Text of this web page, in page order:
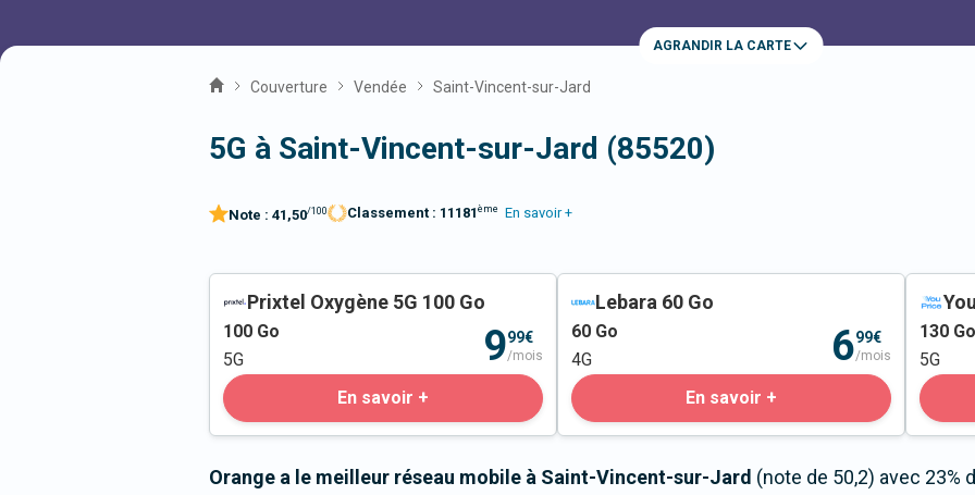
AGRANDIR LA CARTE
Couverture Vendée Saint-Vincent-sur-Jard
5G à Saint-Vincent-sur-Jard (85520)
Note : 41,50/100 Classement : 11181 ème En savoir +
Prixtel Oxygène 5G 100 Go
100 Go
5G
999€
/mois
En savoir +
Lebara 60 Go
60 Go
4G
699€
/mois
En savoir +
130 Go
5G
Orange a le meilleur réseau mobile à Saint-Vincent-sur-Jard (note de 50,2) avec 23%